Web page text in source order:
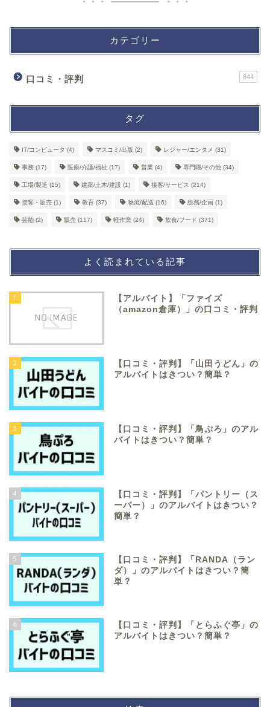
カテゴリー
口コミ・評判 844
タグ
IT/コンピュータ (4) マスコミ/出版 (2) レジャー/エンタメ (31)
事務 (17) 医療/介護/福祉 (17) 営業 (4) 専門職/その他 (34)
工場/製造 (15) 建築/土木/建設 (1) 接客/サービス (214)
接客・販売 (1) 教育 (37) 物流/配送 (16) 総務/企画 (1)
芸能 (2) 販売 (117) 軽作業 (24) 飲食/フード (371)
よく読まれている記事
1
【アルバイト】「ファイズ
（amazon倉庫）」の口コミ・評判
2
【口コミ・評判】「山田うどん」の
アルバイトはきつい？簡単？
3
【口コミ・評判】「鳥ぷろ」のアル
バイトはきつい？簡単？
4
【口コミ・評判】「パントリー（ス
ーパー）」のアルバイトはきつい？
簡単？
5
【口コミ・評判】「RANDA（ラン
ダ）」のアルバイトはきつい？簡
単？
6
【口コミ・評判】「とらふぐ亭」の
アルバイトはきつい？簡単？